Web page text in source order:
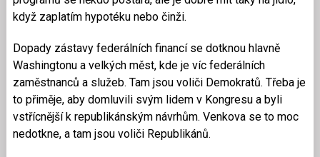
když zaplatím hypotéku nebo činži.
Dopady zástavy federálních financí se dotknou hlavně
Washingtonu a velkých měst, kde je víc federálních
zaměstnanců a služeb. Tam jsou voliči Demokratů. Třeba je
to přiměje, aby domluvili svým lidem v Kongresu a byli
vstřícnější k republikánským návrhům. Venkova se to moc
nedotkne, a tam jsou voliči Republikánů.